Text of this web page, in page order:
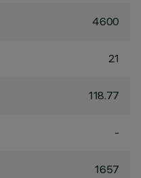
4600
21
118.77
-
1657